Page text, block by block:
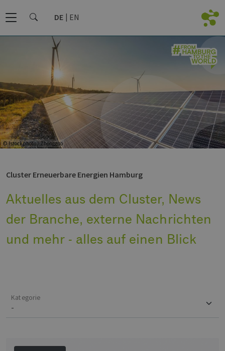
DE EN
© Istockphoto / Zhongguo
Cluster Erneuerbare Energien Hamburg
Aktuelles aus dem Cluster, News
der Branche, externe Nachrichten
und mehr - alles auf einen Blick
Kategorie